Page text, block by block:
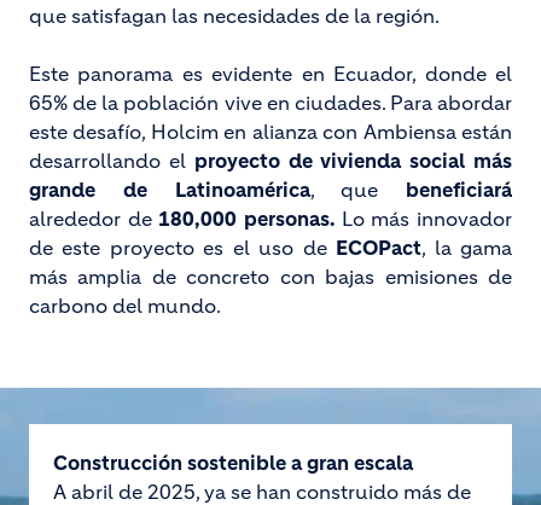
que satisfagan las necesidades de la región.
Este panorama es evidente en Ecuador, donde el
65% de la población vive en ciudades. Para abordar
este desafío, Holcim en alianza con Ambiensa están
desarrollando el proyecto de vivienda social más
grande de Latinoamérica, que beneficiará
alrededor de180,000 personas. Lo más innovador
de este proyecto es el uso de ECOPact, la gama
más amplia de concreto con bajas emisiones de
carbono del mundo.
Construcción sostenible a gran escala
A abril de 2025, ya se han construido más de